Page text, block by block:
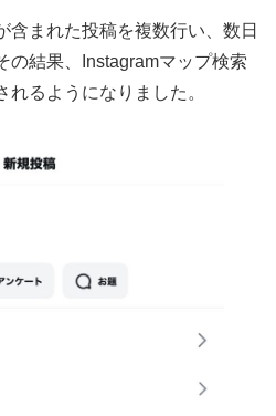
含まれた投稿を複数行い、数日
の結果、Instagramマップ検索
るようになりました。